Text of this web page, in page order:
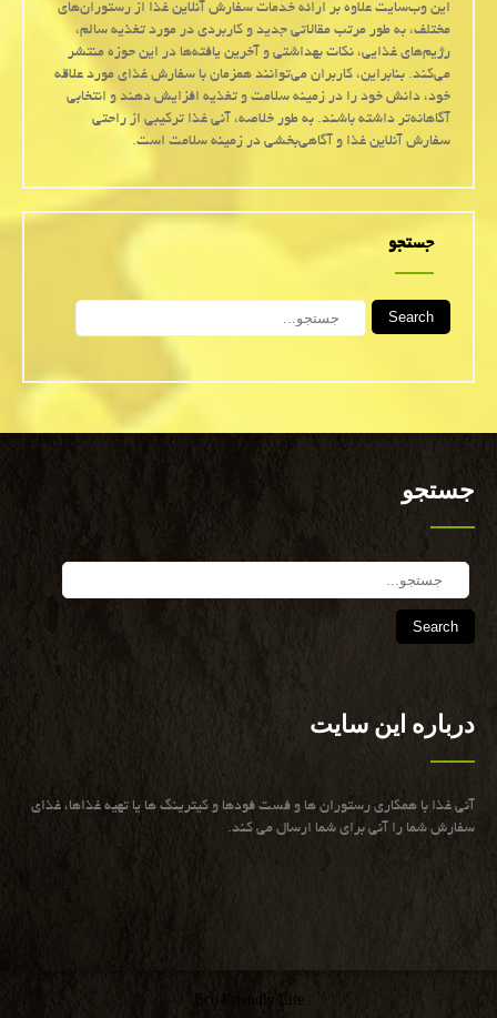
این وب‌سایت علاوه بر ارائه خدمات سفارش آنلاین غذا از رستوران‌های
مختلف، به طور مرتب مقالاتی جدید و کاربردی در مورد تغذیه سالم،
رژیم‌های غذایی، نکات بهداشتی و آخرین یافته‌ها در این حوزه منتشر
می‌کند. بنابراین، کاربران می‌توانند همزمان با سفارش غذای مورد علاقه
خود، دانش خود را در زمینه سلامت و تغذیه افزایش دهند و انتخابی
آگاهانه‌تر داشته باشند. به طور خلاصه، آنی غذا ترکیبی از راحتی
سفارش آنلاین غذا و آگاهی‌بخشی در زمینه سلامت است.
جستجو
Search
جستجو
درباره این سایت
آنی غذا با همكاری رستوران ها و فست فودها و كیترینگ ها یا تهیه غذاها، غذای
سفارش شما را آنی برای شما ارسال می كند.
Eco Friendly Lite